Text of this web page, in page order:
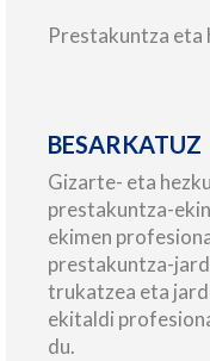
Prestakuntza eta
BESARKATUZ
Gizarte- eta
prestakuntza-
ekimen
prestakuntza-
trukatzea eta
ekitaldi
du.